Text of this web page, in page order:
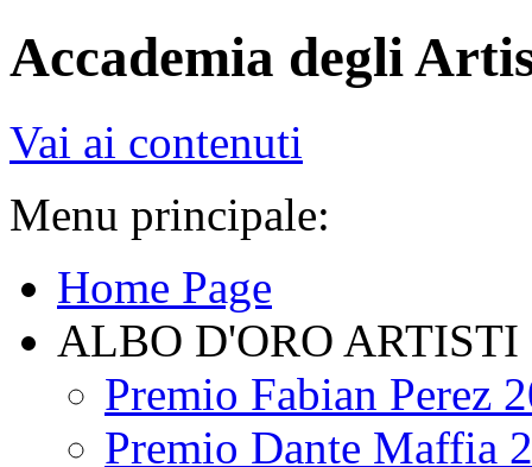
Accademia degli
Vai ai contenuti
Menu principale:
Home Page
ALBO D'ORO ARTISTI
Premio Fabian Perez
Premio Dante Maffia